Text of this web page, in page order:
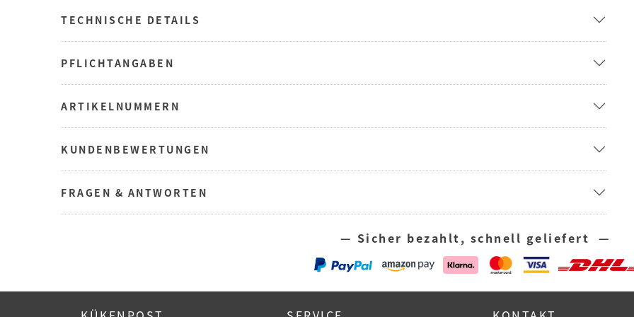
TECHNISCHE DETAILS
PFLICHTANGABEN
ARTIKELNUMMERN
KUNDENBEWERTUNGEN
FRAGEN & ANTWORTEN
— Sicher bezahlt, schnell geliefert —